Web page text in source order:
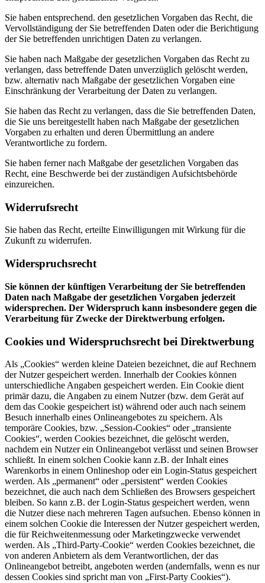
Sie haben entsprechend. den gesetzlichen Vorgaben das Recht, die
Vervollständigung der Sie betreffenden Daten oder die Berichtigung
der Sie betreffenden unrichtigen Daten zu verlangen.
Sie haben nach Maßgabe der gesetzlichen Vorgaben das Recht zu
verlangen, dass betreffende Daten unverzüglich gelöscht werden,
bzw. alternativ nach Maßgabe der gesetzlichen Vorgaben eine
Einschränkung der Verarbeitung der Daten zu verlangen.
Sie haben das Recht zu verlangen, dass die Sie betreffenden Daten,
die Sie uns bereitgestellt haben nach Maßgabe der gesetzlichen
Vorgaben zu erhalten und deren Übermittlung an andere
Verantwortliche zu fordern.
Sie haben ferner nach Maßgabe der gesetzlichen Vorgaben das
Recht, eine Beschwerde bei der zuständigen Aufsichtsbehörde
einzureichen.
Widerrufsrecht
Sie haben das Recht, erteilte Einwilligungen mit Wirkung für die
Zukunft zu widerrufen.
Widerspruchsrecht
Sie können der künftigen Verarbeitung der Sie betreffenden
Daten nach Maßgabe der gesetzlichen Vorgaben jederzeit
widersprechen. Der Widerspruch kann insbesondere gegen die
Verarbeitung für Zwecke der Direktwerbung erfolgen.
Cookies und Widerspruchsrecht bei Direktwerbung
Als „Cookies“ werden kleine Dateien bezeichnet, die auf Rechnern
der Nutzer gespeichert werden. Innerhalb der Cookies können
unterschiedliche Angaben gespeichert werden. Ein Cookie dient
primär dazu, die Angaben zu einem Nutzer (bzw. dem Gerät auf
dem das Cookie gespeichert ist) während oder auch nach seinem
Besuch innerhalb eines Onlineangebotes zu speichern. Als
temporäre Cookies, bzw. „Session-Cookies“ oder „transiente
Cookies“, werden Cookies bezeichnet, die gelöscht werden,
nachdem ein Nutzer ein Onlineangebot verlässt und seinen Browser
schließt. In einem solchen Cookie kann z.B. der Inhalt eines
Warenkorbs in einem Onlineshop oder ein Login-Status gespeichert
werden. Als „permanent“ oder „persistent“ werden Cookies
bezeichnet, die auch nach dem Schließen des Browsers gespeichert
bleiben. So kann z.B. der Login-Status gespeichert werden, wenn
die Nutzer diese nach mehreren Tagen aufsuchen. Ebenso können in
einem solchen Cookie die Interessen der Nutzer gespeichert werden,
die für Reichweitenmessung oder Marketingzwecke verwendet
werden. Als „Third-Party-Cookie“ werden Cookies bezeichnet, die
von anderen Anbietern als dem Verantwortlichen, der das
Onlineangebot betreibt, angeboten werden (andernfalls, wenn es nur
dessen Cookies sind spricht man von „First-Party Cookies“).